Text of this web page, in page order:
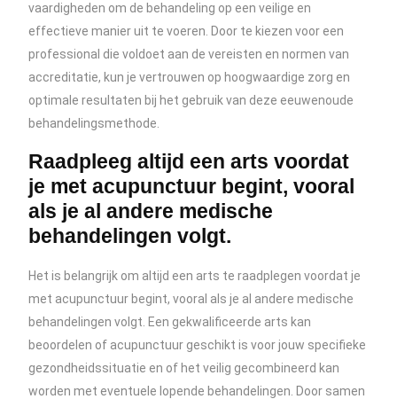
vaardigheden om de behandeling op een veilige en
effectieve manier uit te voeren. Door te kiezen voor een
professional die voldoet aan de vereisten en normen van
accreditatie, kun je vertrouwen op hoogwaardige zorg en
optimale resultaten bij het gebruik van deze eeuwenoude
behandelingsmethode.
Raadpleeg altijd een arts voordat
je met acupunctuur begint, vooral
als je al andere medische
behandelingen volgt.
Het is belangrijk om altijd een arts te raadplegen voordat je
met acupunctuur begint, vooral als je al andere medische
behandelingen volgt. Een gekwalificeerde arts kan
beoordelen of acupunctuur geschikt is voor jouw specifieke
gezondheidssituatie en of het veilig gecombineerd kan
worden met eventuele lopende behandelingen. Door samen